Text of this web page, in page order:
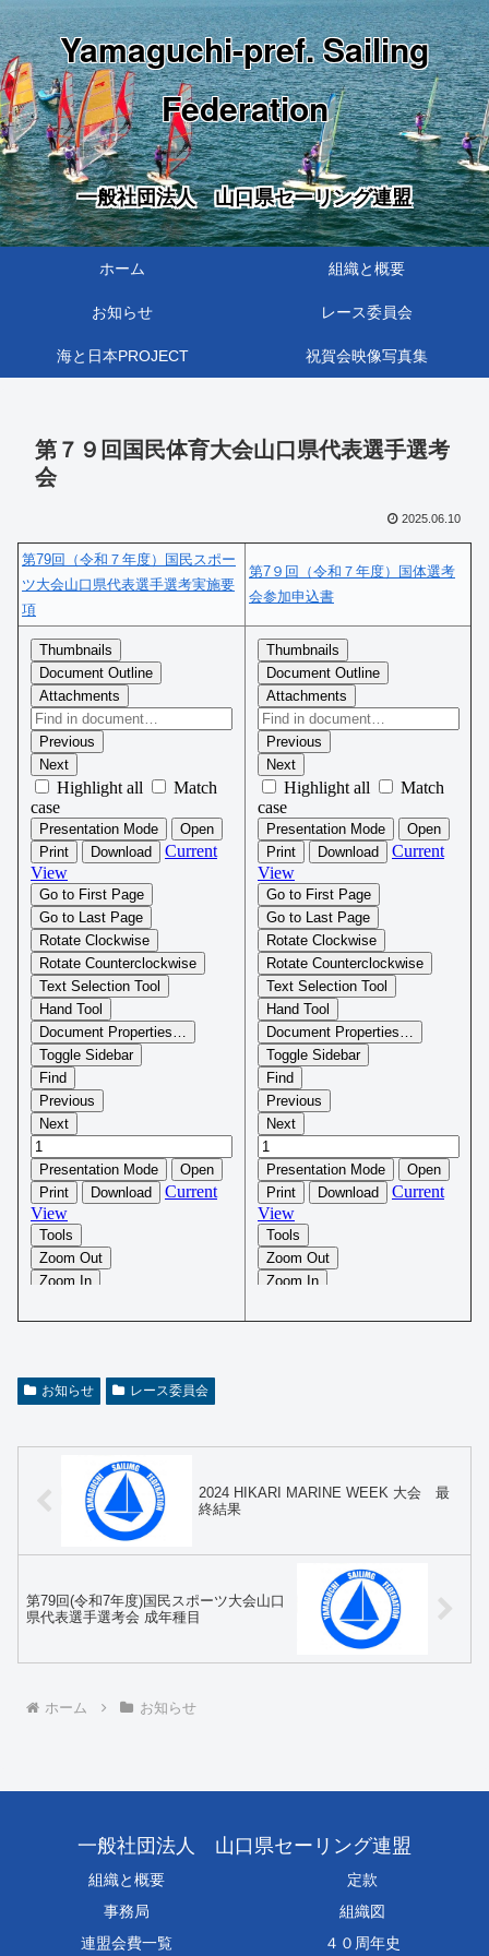
Yamaguchi-pref. Sailing
Federation
一般社団法人 山口県セーリング連盟
ホーム 組織と概要
お知らせ レース委員会
海と日本PROJECT 祝賀会映像写真集
第７９回国民体育大会山口県代表選手選考
会
2025.06.10
第79回（令和７年度）国民スポー
ツ大会山口県代表選手選考実施要
項
第7９回（令和７年度）国体選考
会参加申込書
お知らせ レース委員会
2024 HIKARI MARINE WEEK 大会 最
終結果
第79回(令和7年度)国民スポーツ大会山口
県代表選手選考会 成年種目
ホーム お知らせ
一般社団法人 山口県セーリング連盟
組織と概要
定款
事務局
組織図
連盟会費一覧
４０周年史